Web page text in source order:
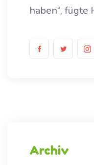
haben“, fügte
Archiv